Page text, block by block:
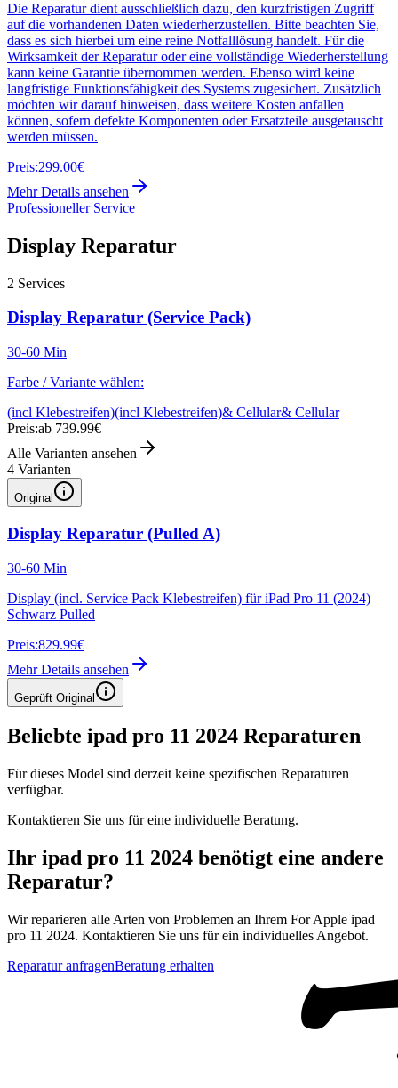
Die Reparatur dient ausschließlich dazu, den kurzfristigen Zugriff
auf die vorhandenen Daten wiederherzustellen. Bitte beachten Sie,
dass es sich hierbei um eine reine Notfalllösung handelt. Für die
Wirksamkeit der Reparatur oder eine vollständige Wiederherstellung
kann keine Garantie übernommen werden. Ebenso wird keine
langfristige Funktionsfähigkeit des Systems zugesichert. Zusätzlich
möchten wir darauf hinweisen, dass weitere Kosten anfallen
können, sofern defekte Komponenten oder Ersatzteile ausgetauscht
werden müssen.
Preis:299.00€
Mehr Details ansehen
Professioneller Service
Display Reparatur
2 Services
Display Reparatur (Service Pack)
30-60 Min
Farbe / Variante wählen:
(incl Klebestreifen)(incl Klebestreifen)& Cellular& Cellular
Preis:ab 739.99€
Alle Varianten ansehen
4 Varianten
Original
Display Reparatur (Pulled A)
30-60 Min
Display (incl. Service Pack Klebestreifen) für iPad Pro 11 (2024)
Schwarz Pulled
Preis:829.99€
Mehr Details ansehen
Geprüft Original
Beliebte ipad pro 11 2024 Reparaturen
Für dieses Model sind derzeit keine spezifischen Reparaturen
verfügbar.
Kontaktieren Sie uns für eine individuelle Beratung.
Ihr ipad pro 11 2024 benötigt eine andere
Reparatur?
Wir reparieren alle Arten von Problemen an Ihrem For Apple ipad
pro 11 2024. Kontaktieren Sie uns für ein individuelles Angebot.
Reparatur anfragenBeratung erhalten